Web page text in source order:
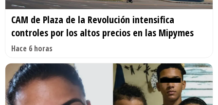
CAM de Plaza de la Revolución intensifica
controles por los altos precios en las Mipymes
Hace 6 horas